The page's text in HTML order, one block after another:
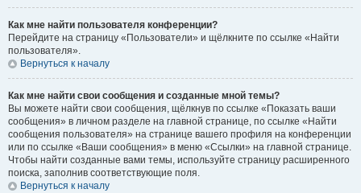
Как мне найти пользователя конференции?
Перейдите на страницу «Пользователи» и щёлкните по ссылке «Найти
пользователя».
Вернуться к началу
Как мне найти свои сообщения и созданные мной темы?
Вы можете найти свои сообщения, щёлкнув по ссылке «Показать ваши
сообщения» в личном разделе на главной странице, по ссылке «Найти
сообщения пользователя» на странице вашего профиля на конференции
или по ссылке «Ваши сообщения» в меню «Ссылки» на главной странице.
Чтобы найти созданные вами темы, используйте страницу расширенного
поиска, заполнив соответствующие поля.
Вернуться к началу